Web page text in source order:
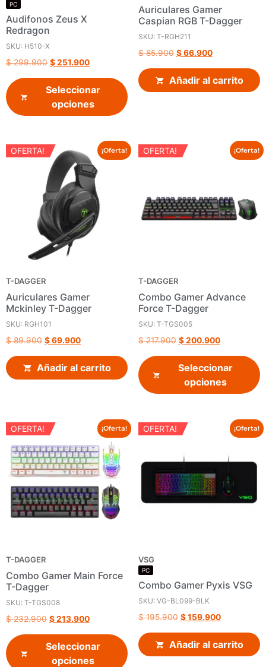
PC
Audifonos Zeus X
Redragon
SKU: H510-X
$299.900 $251.900
Seleccionar
opciones
Auriculares Gamer
Caspian RGB T-Dagger
SKU: T-RGH211
$85.900 $66.900
Añadir al carrito
¡Oferta!
OFERTA!
T-DAGGER
Auriculares Gamer
Mckinley T-Dagger
SKU: RGH101
$89.900 $69.900
Añadir al carrito
¡Oferta!
OFERTA!
T-DAGGER
Combo Gamer Advance
Force T-Dagger
SKU: T-TGS005
$217.900 $200.900
Seleccionar
opciones
¡Oferta!
OFERTA!
T-DAGGER
Combo Gamer Main Force
T-Dagger
SKU: T-TGS008
$232.900 $213.900
Seleccionar
opciones
¡Oferta!
OFERTA!
VSG
PC
Combo Gamer Pyxis VSG
SKU: VG-BL099-BLK
$195.900 $159.900
Añadir al carrito